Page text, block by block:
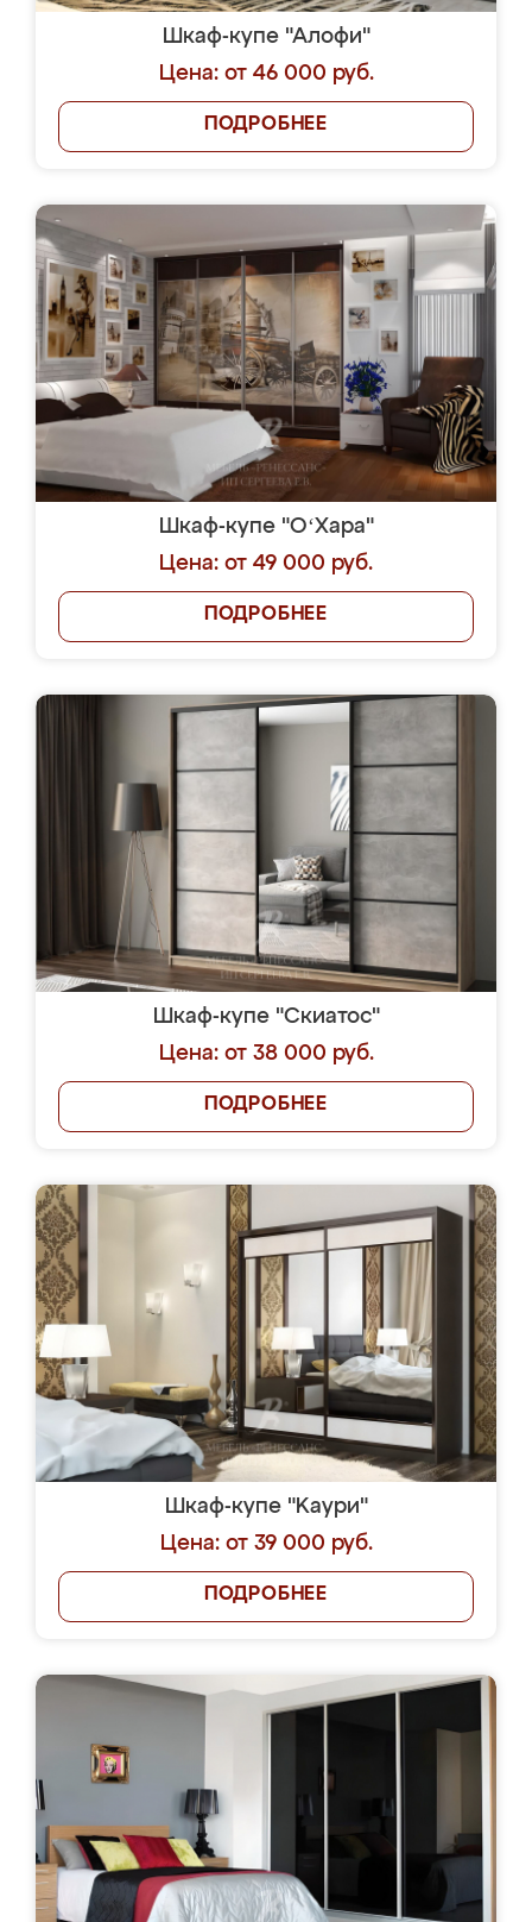
Шкаф-купе "Алофи"
Цена: от 46 000 руб.
ПОДРОБНЕЕ
Шкаф-купе "OʻХара"
Цена: от 49 000 руб.
ПОДРОБНЕЕ
Шкаф-купе "Скиатос"
Цена: от 38 000 руб.
ПОДРОБНЕЕ
Шкаф-купе "Kaури"
Цена: от 39 000 руб.
ПОДРОБНЕЕ